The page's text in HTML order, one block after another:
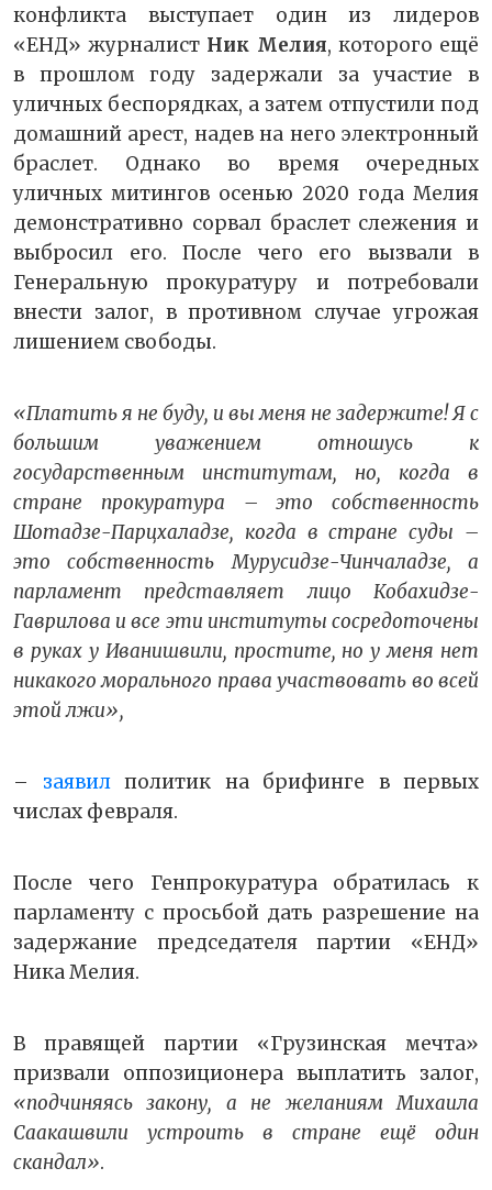
конфликта выступает один из лидеров
«ЕНД» журналист Ник Мелия, которого ещё
в прошлом году задержали за участие в
уличных беспорядках, а затем отпустили под
домашний арест, надев на него электронный
браслет. Однако во время очередных
уличных митингов осенью 2020 года Мелия
демонстративно сорвал браслет слежения и
выбросил его. После чего его вызвали в
Генеральную прокуратуру и потребовали
внести залог, в противном случае угрожая
лишением свободы.
«Платить я не буду, и вы меня не задержите! Я с
большим уважением отношусь к
государственным институтам, но, когда в
стране прокуратура – это собственность
Шотадзе-Парцхаладзе, когда в стране суды –
это собственность Мурусидзе-Чинчаладзе, а
парламент представляет лицо Кобахидзе-
Гаврилова и все эти институты сосредоточены
в руках у Иванишвили, простите, но у меня нет
никакого морального права участвовать во всей
этой лжи»,
– заявилполитик на брифинге в первых
числах февраля.
После чего Генпрокуратура обратилась к
парламенту с просьбой дать разрешение на
задержание председателя партии «ЕНД»
Ника Мелия.
В правящей партии «Грузинская мечта»
призвали оппозиционера выплатить залог,
«подчиняясь закону, а не желаниям Михаила
Саакашвили устроить в стране ещё один
скандал».